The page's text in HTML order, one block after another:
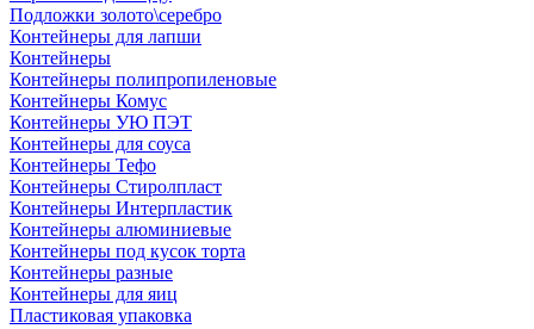
Подложки золото\серебро
Контейнеры для лапши
Контейнеры
Контейнеры полипропиленовые
Контейнеры Комус
Контейнеры УЮ ПЭТ
Контейнеры для соуса
Контейнеры Тефо
Контейнеры Стиролпласт
Контейнеры Интерпластик
Контейнеры алюминиевые
Контейнеры под кусок торта
Контейнеры разные
Контейнеры для яиц
Пластиковая упаковка